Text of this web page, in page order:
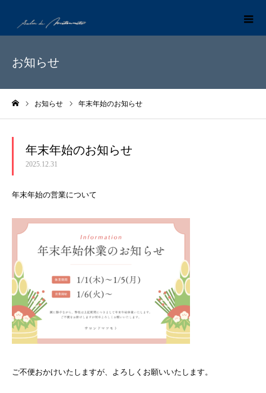
お知らせ
お知らせ 年末年始のお知らせ
年末年始のお知らせ
2025.12.31
年末年始の営業について
ご不便おかけいたしますが、よろしくお願いいたします。